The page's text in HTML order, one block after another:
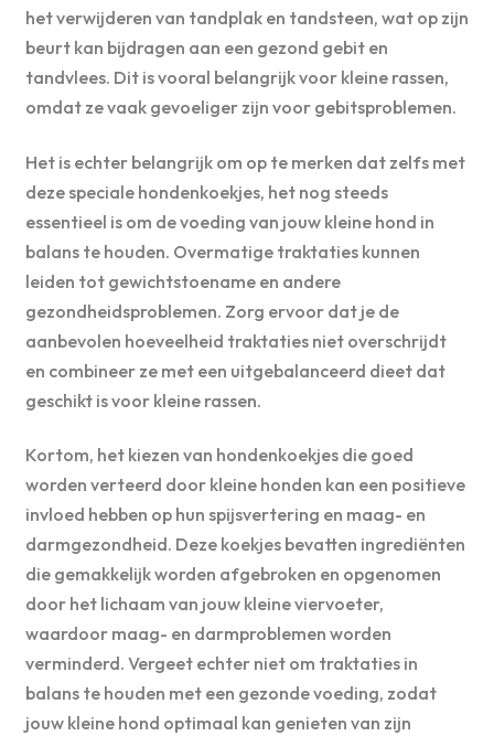
het verwijderen van tandplak en tandsteen, wat op zijn
beurt kan bijdragen aan een gezond gebit en
tandvlees. Dit is vooral belangrijk voor kleine rassen,
omdat ze vaak gevoeliger zijn voor gebitsproblemen.
Het is echter belangrijk om op te merken dat zelfs met
deze speciale hondenkoekjes, het nog steeds
essentieel is om de voeding van jouw kleine hond in
balans te houden. Overmatige traktaties kunnen
leiden tot gewichtstoename en andere
gezondheidsproblemen. Zorg ervoor dat je de
aanbevolen hoeveelheid traktaties niet overschrijdt
en combineer ze met een uitgebalanceerd dieet dat
geschikt is voor kleine rassen.
Kortom, het kiezen van hondenkoekjes die goed
worden verteerd door kleine honden kan een positieve
invloed hebben op hun spijsvertering en maag- en
darmgezondheid. Deze koekjes bevatten ingrediënten
die gemakkelijk worden afgebroken en opgenomen
door het lichaam van jouw kleine viervoeter,
waardoor maag- en darmproblemen worden
verminderd. Vergeet echter niet om traktaties in
balans te houden met een gezonde voeding, zodat
jouw kleine hond optimaal kan genieten van zijn